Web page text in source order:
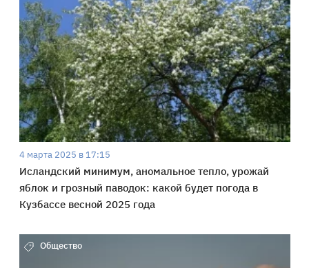
4 марта 2025 в 17:15
Исландский минимум, аномальное тепло, урожай
яблок и грозный паводок: какой будет погода в
Кузбассе весной 2025 года
Общество